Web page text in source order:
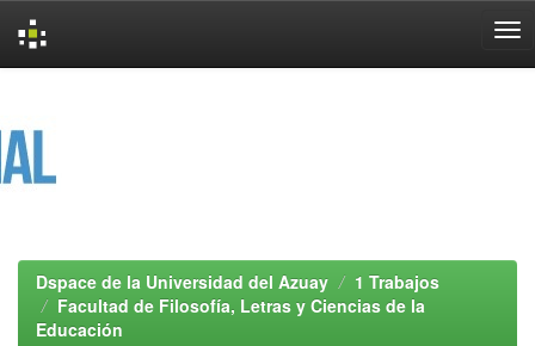
Dspace de la Universidad del Azuay
1 Trabajos
Facultad de Filosofía, Letras y Ciencias de la
Educación